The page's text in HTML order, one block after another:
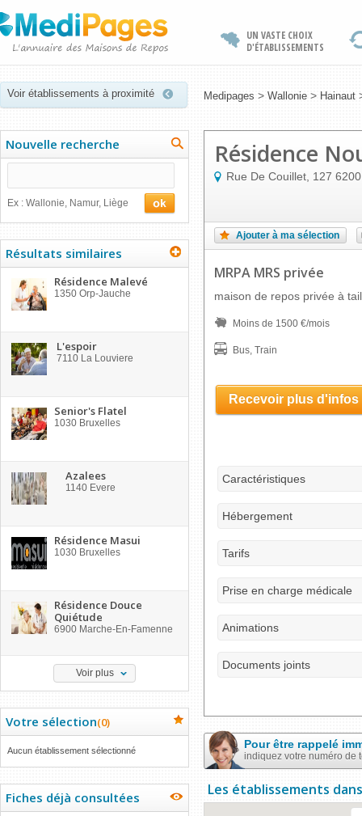
UN VASTE CHOIX
D'ÉTABLISSEMENTS
Voir établissements à proximité Medipages > Wallonie > Hainaut
Nouvelle recherche
Ex : Wallonie, Namur, Liège
Résultats similaires
Résidence Malevé
1350 Orp-Jauche
L'espoir
7110 La Louviere
Senior's Flatel
1030 Bruxelles
Azalees
1140 Evere
Résidence Masui
1030 Bruxelles
Résidence Douce
Quiétude
6900 Marche-En-Famenne
Voir plus
Votre sélection(0)
Aucun établissement sélectionné
Fiches déjà consultées
Résidence
Rue De Couillet, 127 6200
Ajouter à ma sélection
MRPA MRS privée
maison de repos privée à
Moins de 1500 €/mois
Bus, Train
Recevoir plus d'infos
Caractéristiques
Hébergement
Tarifs
Prise en charge médicale
Animations
Documents joints
Pour être rappelé
indiquez votre numéro de
Les établissements